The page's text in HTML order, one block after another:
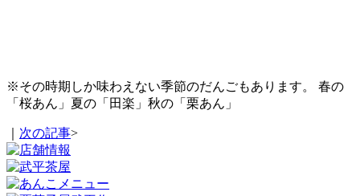
※その時期しか味わえない季節のだんごもあります。 春の
「桜あん」夏の「田楽」秋の「栗あん」
次の記事>